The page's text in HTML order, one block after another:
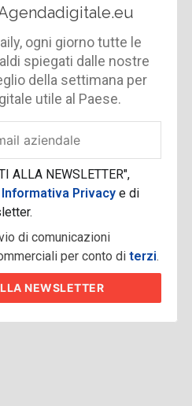
ogni giorno tutte le
spiegati dalle nostre
della settimana per
utile al Paese.
ALLA NEWSLETTER",
Informativa Privacye di
di comunicazioni
per conto diterzi.
NEWSLETTER